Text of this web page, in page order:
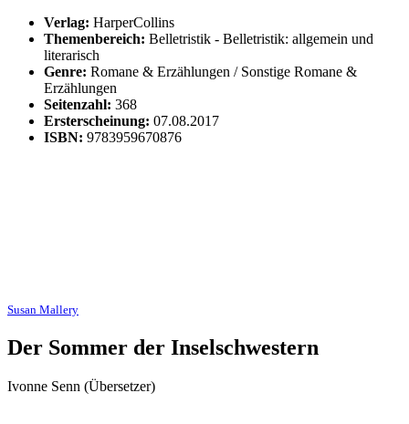
Verlag: HarperCollins
Themenbereich: Belletristik - Belletristik: allgemein und
literarisch
Genre: Romane & Erzählungen / Sonstige Romane &
Erzählungen
Seitenzahl: 368
Ersterscheinung: 07.08.2017
ISBN: 9783959670876
Susan Mallery
Der Sommer der Inselschwestern
Ivonne Senn (Übersetzer)